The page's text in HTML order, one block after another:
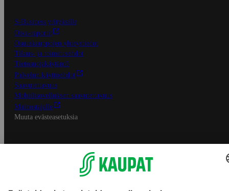
S-Business yrityksille
Oiva-raportit
Osuuskauppojen yhteystiedot
Tilaus- ja toimitusehdot
Tietosuojakäytäntö
Palvelun käyttöehdot
Saavutettavuus
Mobiilisovelluksen saavutettavuus
Mainostajalle
Muuta evästeasetuksia
S-ryhmän palvelut